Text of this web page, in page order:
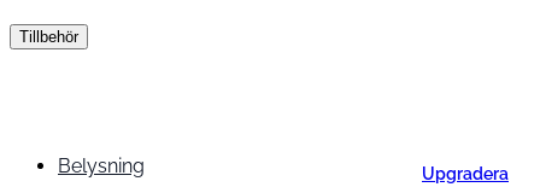
Tillbehör
Belysning
Upgradera